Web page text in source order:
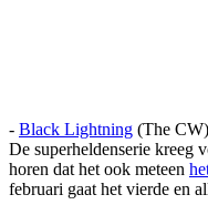
- Black Lightning (The CW)
De superheldenserie kreeg
horen dat het ook meteen
februari gaat het vierde en